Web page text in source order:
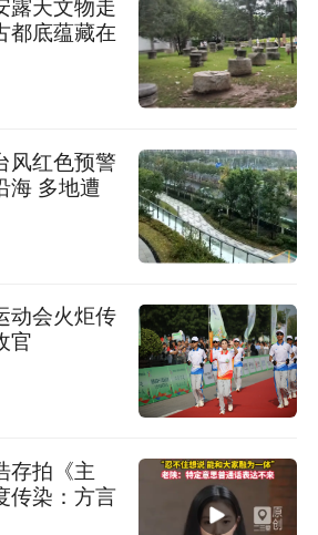
获得了社区居民的一致好评。
履永不停歇。今后，该院将继
群众需求为导向，用专业践行
情筑牢基层公共卫生防线，全
。
医院
露天文物走
都底蕴藏在
风红色预警
海 多地遭
动会火炬传
官
存拍《主
传染：方言